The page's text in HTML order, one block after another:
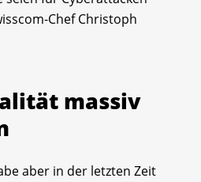
Chef Christoph
massiv
aber in der letzten Zeit